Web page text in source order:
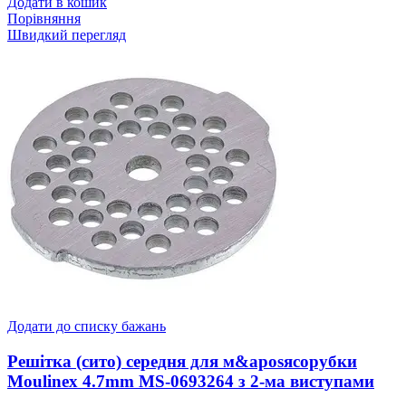
Порівняння
Швидкий перегляд
Додати до списку бажань
Решітка (сито) середня для м&aposясорубки
Moulinex 4.7mm MS-0693264 з 2-ма виступами